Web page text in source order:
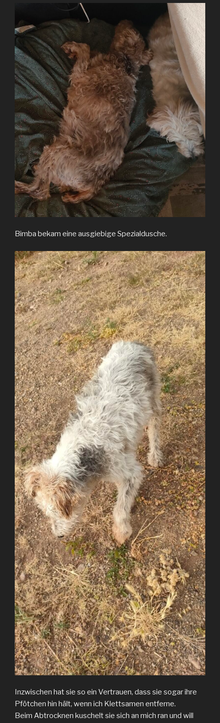
Bimba bekam eine ausgiebige Spezialdusche.
Inzwischen hat sie so ein Vertrauen, dass sie sogar ihre
Pfötchen hin hält, wenn ich Klettsamen entferne.
Beim Abtrocknen kuschelt sie sich an mich ran und will